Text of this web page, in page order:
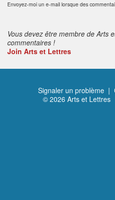
Envoyez-moi un e-mail lorsque des
Vous devez être membre de Arts
commentaires !
Join Arts et Lettres
Signaler un problème |
© 2026 Arts et Lettres